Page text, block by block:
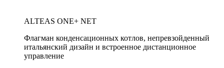
ALTEAS ONE+ NET
Флагман конденсационных котлов, непревзойденный
итальянский дизайн и встроенное дистанционное
управление